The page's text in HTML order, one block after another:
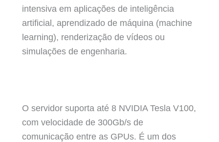
intensiva em aplicações de inteligência
artificial, aprendizado de máquina (machine
learning), renderização de vídeos ou
simulações de engenharia.
O servidor suporta até 8 NVIDIA Tesla V100,
com velocidade de 300Gb/s de
comunicação entre as GPUs. É um dos